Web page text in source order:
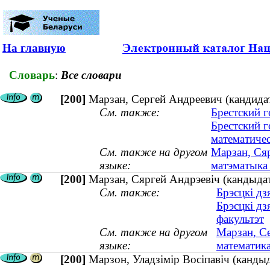
На главную
Словарь: Все словари
[200] Марзан, Сергей Андреевич
См. также:
Брестский
Брестский
См. также на другом
языке:
Марзан,
[200] Марзан, Сяргей Андрэевіч
См. также:
Брэсцкі
Брэсцкі
факультэт
См. также на другом
языке:
Марзан,
[200] Марзон, Уладзімір Восіпавіч